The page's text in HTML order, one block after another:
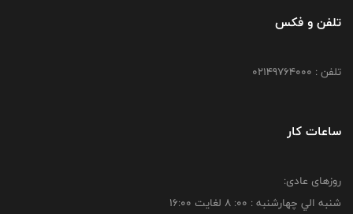
تلفن و فکس
تلفن : 02149764000
ساعات کار
روزهای عادی:
شنبه الي چهارشنبه : 00: 8 لغايت 16:00